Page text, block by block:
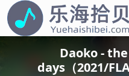
Daoko -
days（2021/